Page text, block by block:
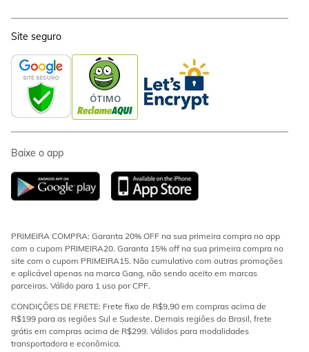
Site seguro
Baixe o app
PRIMEIRA COMPRA: Garanta 20% OFF na sua primeira compra no app
com o cupom PRIMEIRA20. Garanta 15% off na sua primeira compra no
site com o cupom PRIMEIRA15. Não cumulativo com outras promoções
e aplicável apenas na marca Gang, não sendo aceito em marcas
parceiras. Válido para 1 uso por CPF.
CONDIÇÕES DE FRETE: Frete fixo de R$9,90 em compras acima de
R$199 para as regiões Sul e Sudeste. Demais regiões do Brasil, frete
grátis em compras acima de R$299. Válidos para modalidades
transportadora e econômica.